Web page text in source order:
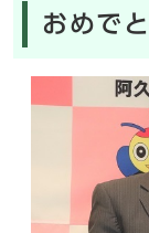
おめで